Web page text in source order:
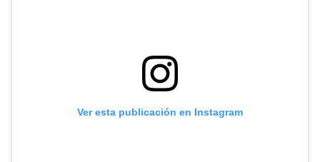
Ver esta publicación en Instagram